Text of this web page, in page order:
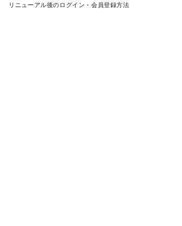
リニューアル後のログイン・会員登録方法